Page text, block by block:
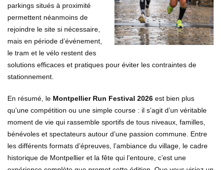
parkings situés à proximité
permettent néanmoins de
rejoindre le site si nécessaire,
mais en période d’événement,
le tram et le vélo restent des
solutions efficaces et pratiques pour éviter les contraintes de
stationnement.
En résumé, le Montpellier Run Festival 2026 est bien plus
qu’une compétition ou une simple course : il s’agit d’un véritable
moment de vie qui rassemble sportifs de tous niveaux, familles,
bénévoles et spectateurs autour d’une passion commune. Entre
les différents formats d’épreuves, l’ambiance du village, le cadre
historique de Montpellier et la fête qui l’entoure, c’est une